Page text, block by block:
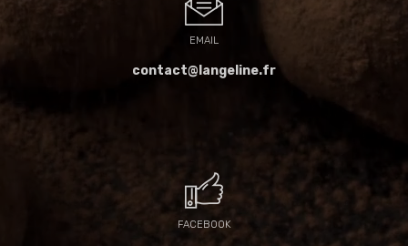
EMAIL
contact@langeline.fr
FACEBOOK